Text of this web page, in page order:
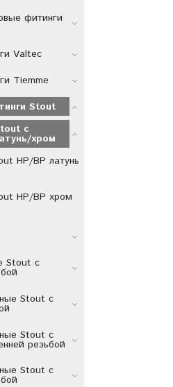
фитинги
Valtec
Tiemme
Stout
с
хром
НР/ВР латунь
НР/ВР хром
Stout с
Stout с
Stout с
резьбой
Stout с